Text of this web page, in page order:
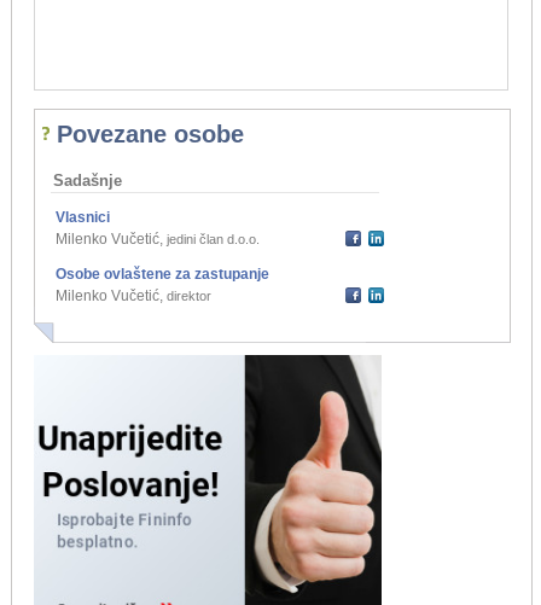
Povezane osobe
Sadašnje
Vlasnici
Milenko Vučetić, jedini član d.o.o.
Osobe ovlaštene za zastupanje
Milenko Vučetić, direktor